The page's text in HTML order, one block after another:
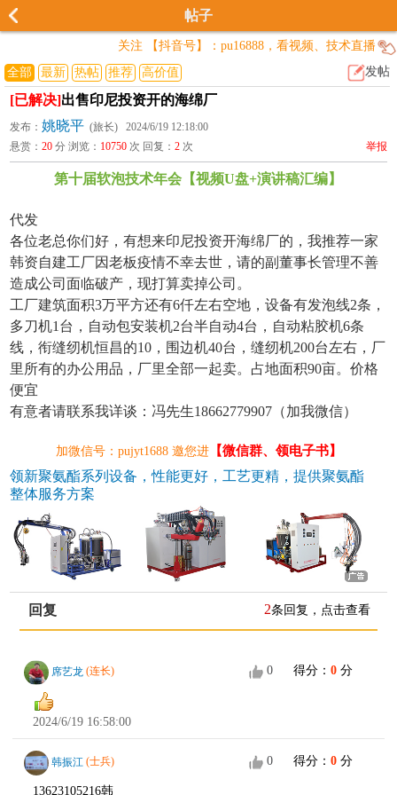
帖子
关注 【抖音号】：pu16888，看视频、技术直播
全部 最新 热帖 推荐 高价值 发帖
[已解决]出售印尼投资开的海绵厂
发布：姚晓平 (旅长) 2024/6/19 12:18:00
悬赏：20 分 浏览： 10750 次 回复：2 次 举报
第十届软泡技术年会【视频U盘+演讲稿汇编】
代发
各位老总你们好，有想来印尼投资开海绵厂的，我推荐一家
韩资自建工厂因老板疫情不幸去世，请的副董事长管理不善
造成公司面临破产，现打算卖掉公司。
工厂建筑面积3万平方还有6仟左右空地，设备有发泡线2条，
多刀机1台，自动包安装机2台半自动4台，自动粘胶机6条
线，衔缝纫机恒昌的10，围边机40台，缝纫机200台左右，厂
里所有的办公用品，厂里全部一起卖。占地面积90亩。价格
便宜
有意者请联系我详谈：冯先生18662779907（加我微信）
加微信号：pujyt1688 邀您进【微信群、领电子书】
领新聚氨酯系列设备，性能更好，工艺更精，提供聚氨酯
整体服务方案
2条回复，点击查看
回复
席艺龙(连长) 得分：0 分
0
2024/6/19 16:58:00
韩振江 (士兵) 得分：0 分
0
13623105216韩